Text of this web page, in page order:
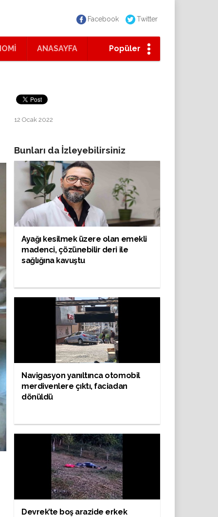
Facebook Twitter
ANASAYFA Popüler
12 Ocak 2022
Bunları da İzleyebilirsiniz
Ayağı kesilmek üzere olan emekli
madenci, çözünebilir deri ile
sağlığına kavuştu
Navigasyon yanıltınca otomobil
merdivenlere çıktı, faciadan
dönüldü
Devrek’te boş arazide erkek